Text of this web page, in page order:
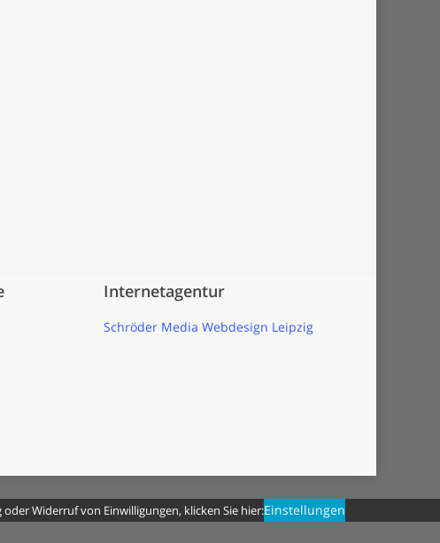
Internetagentur
Schröder Media Webdesign Leipzig
Widerruf von Einwilligungen, klicken Sie hier:Einstellungen